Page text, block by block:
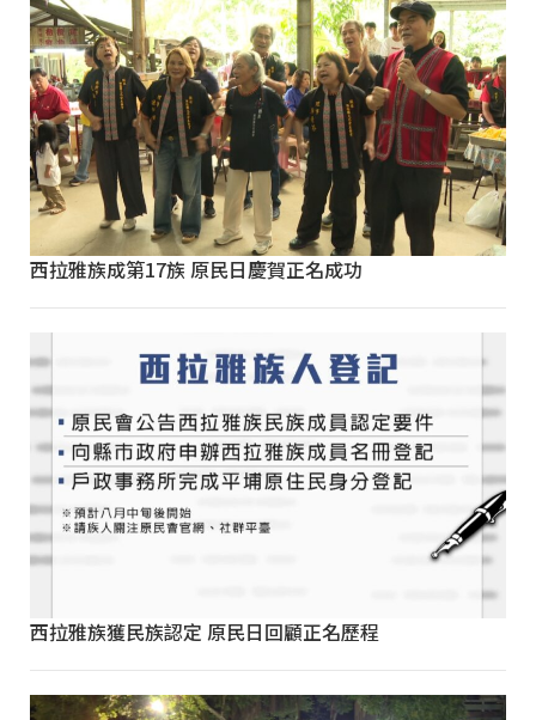
西拉雅族成第17族 原民日慶賀正名成功
西拉雅族獲民族認定 原民日回顧正名歷程